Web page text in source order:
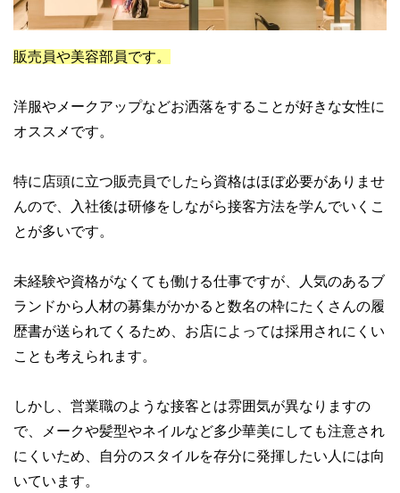
販売員や美容部員です。
洋服やメークアップなどお洒落をすることが好きな女性に
オススメです。
特に店頭に立つ販売員でしたら資格はほぼ必要がありませ
んので、入社後は研修をしながら接客方法を学んでいくこ
とが多いです。
未経験や資格がなくても働ける仕事ですが、人気のあるブ
ランドから人材の募集がかかると数名の枠にたくさんの履
歴書が送られてくるため、お店によっては採用されにくい
ことも考えられます。
しかし、営業職のような接客とは雰囲気が異なりますの
で、メークや髪型やネイルなど多少華美にしても注意され
にくいため、自分のスタイルを存分に発揮したい人には向
いています。